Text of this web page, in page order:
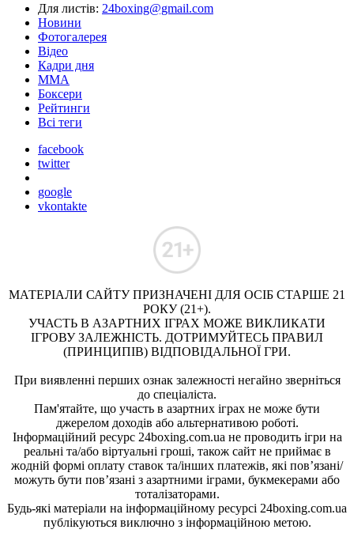
Для листів: 24boxing@gmail.com
Новини
Фотогалерея
Відео
Кадри дня
ММА
Боксери
Рейтинги
Всі теги
facebook
twitter
google
vkontakte
МАТЕРІАЛИ САЙТУ ПРИЗНАЧЕНІ ДЛЯ ОСІБ СТАРШЕ 21
РОКУ (21+).
УЧАСТЬ В АЗАРТНИХ ІГРАХ МОЖЕ ВИКЛИКАТИ
ІГРОВУ ЗАЛЕЖНІСТЬ. ДОТРИМУЙТЕСЬ ПРАВИЛ
(ПРИНЦИПІВ) ВІДПОВІДАЛЬНОЇ ГРИ.
При виявленні перших ознак залежності негайно зверніться
до спеціаліста.
Пам'ятайте, що участь в азартних іграх не може бути
джерелом доходів або альтернативою роботі.
Інформаційний ресурс 24boxing.com.ua не проводить ігри на
реальні та/або віртуальні гроші, також сайт не приймає в
жодній формі оплату ставок та/інших платежів, які пов’язані/
можуть бути пов’язані з азартними іграми, букмекерами або
тоталізаторами.
Будь-які матеріали на інформаційному ресурсі 24boxing.com.ua
публікуються виключно з інформаційною метою.